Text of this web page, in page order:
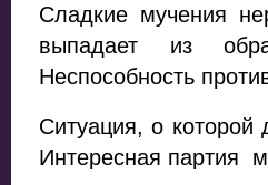
Сладкие мучения
выпадает из
Неспособность
Ситуация, о которой
Интересная партия